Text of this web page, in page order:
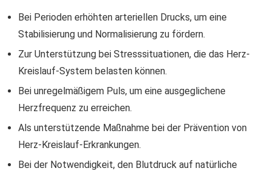
Bei Perioden erhöhten arteriellen Drucks, um eine
Stabilisierung und Normalisierung zu fördern.
Zur Unterstützung bei Stresssituationen, die das Herz-
Kreislauf-System belasten können.
Bei unregelmäßigem Puls, um eine ausgeglichene
Herzfrequenz zu erreichen.
Als unterstützende Maßnahme bei der Prävention von
Herz-Kreislauf-Erkrankungen.
Bei der Notwendigkeit, den Blutdruck auf natürliche